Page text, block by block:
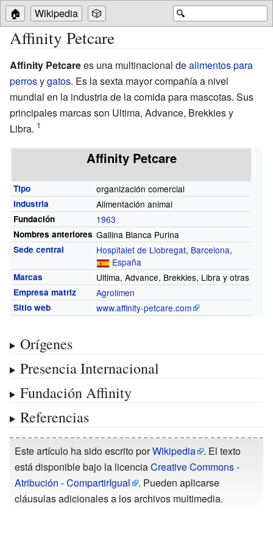
🔍
🏠 Wikipedia 🎲
Affinity Petcare
Affinity Petcarees una multinacional dealimentos para
perrosygatos. Es la sexta mayor compañía a nivel
mundial en la industria de la comida para mascotas. Sus
principales marcas son Ultima, Advance, Brekkies y
Libra.
Affinity Petcare
Tipo organización comercial
Industria Alimentación animal
Fundación 1963
Nombres anteriores Gallina Blanca Purina
Sede central Hospitalet de Llobregat, Barcelona,
España
Marcas Ultima, Advance, Brekkies, Libra y otras
Empresa matriz Agrolimen
Sitio web www.affinity-petcare.com
Orígenes
Presencia Internacional
Fundación Affinity
Referencias
Este artículo ha sido escrito porWikipedia
. El texto
está disponible bajo la licenciaCreative Commons -
Atribución - CompartirIgual
. Pueden aplicarse
cláusulas adicionales a los archivos multimedia.